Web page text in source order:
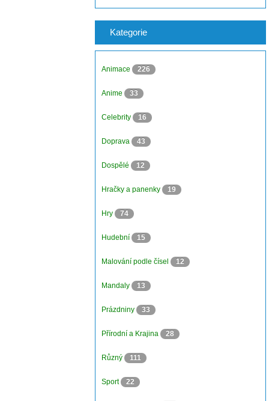
Kategorie
Animace 226
Anime 33
Celebrity 16
Doprava 43
Dospělé 12
Hračky a panenky 19
Hry 74
Hudební 15
Malování podle čísel 12
Mandaly 13
Prázdniny 33
Přírodní a Krajina 28
Různý 111
Sport 22